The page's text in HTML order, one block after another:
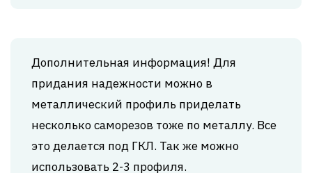
Дополнительная информация! Для
придания надежности можно в
металлический профиль приделать
несколько саморезов тоже по металлу. Все
это делается под ГКЛ. Так же можно
использовать 2-3 профиля.